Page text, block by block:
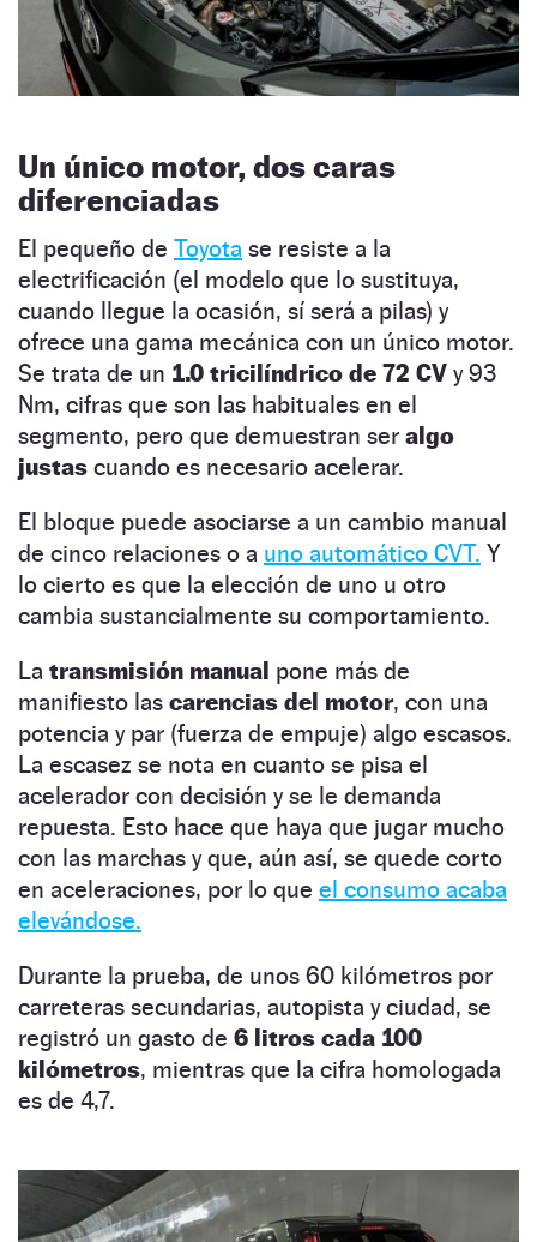
Un único motor, dos caras
diferenciadas
El pequeño de Toyota se resiste a la
electrificación (el modelo que lo sustituya,
cuando llegue la ocasión, sí será a pilas) y
ofrece una gama mecánica con un único motor.
Se trata de un 1.0 tricilíndrico de 72 CV y 93
Nm, cifras que son las habituales en el
segmento, pero que demuestran ser algo
justas cuando es necesario acelerar.
El bloque puede asociarse a un cambio manual
de cinco relaciones o a uno automático CVT. Y
lo cierto es que la elección de uno u otro
cambia sustancialmente su comportamiento.
La transmisión manual pone más de
manifiesto las carencias del motor, con una
potencia y par (fuerza de empuje) algo escasos.
La escasez se nota en cuanto se pisa el
acelerador con decisión y se le demanda
repuesta. Esto hace que haya que jugar mucho
con las marchas y que, aún así, se quede corto
en aceleraciones, por lo que el consumo acaba
elevándose.
Durante la prueba, de unos 60 kilómetros por
carreteras secundarias, autopista y ciudad, se
registró un gasto de 6 litros cada 100
kilómetros, mientras que la cifra homologada
es de 4,7.